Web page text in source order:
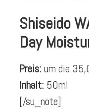
Shiseido
Day
Preis: um die
Inhalt: 50ml
[/su_note]